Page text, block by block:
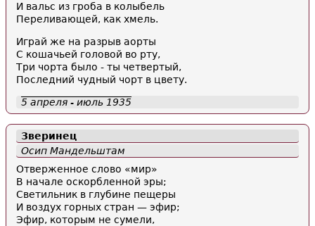
И вальс из гроба в колыбель
Переливающей, как хмель.
Играй же на разрыв аорты
С кошачьей головой во рту,
Три чорта было - ты четвертый,
Последний чудный чорт в цвету.
5 апреля - июль 1935
Зверинец
Осип Мандельштам
Отверженное слово «мир»
В начале оскорбленной эры;
Светильник в глубине пещеры
И воздух горных стран — эфир;
Эфир, которым не сумели,